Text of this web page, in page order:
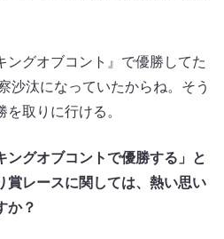
グオブコント』で優勝してた
沙汰になっていたからね。そう
取りに行ける。
グオブコントで優勝する」と
賞レースに関しては、熱い思い
か？